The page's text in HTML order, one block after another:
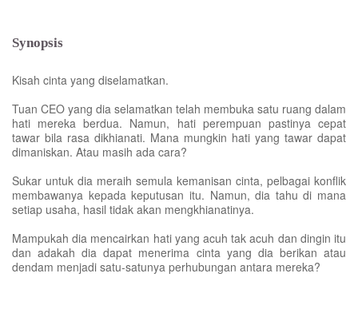
Synopsis
Kisah cinta yang diselamatkan.
Tuan CEO yang dia selamatkan telah membuka satu ruang dalam
hati mereka berdua. Namun, hati perempuan pastinya cepat
tawar bila rasa dikhianati. Mana mungkin hati yang tawar dapat
dimaniskan. Atau masih ada cara?
Sukar untuk dia meraih semula kemanisan cinta, pelbagai konflik
membawanya kepada keputusan itu. Namun, dia tahu di mana
setiap usaha, hasil tidak akan mengkhianatinya.
Mampukah dia mencairkan hati yang acuh tak acuh dan dingin itu
dan adakah dia dapat menerima cinta yang dia berikan atau
dendam menjadi satu-satunya perhubungan antara mereka?